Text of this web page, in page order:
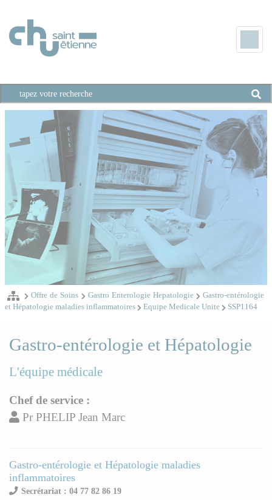
Offre de Soins Gastro Enterologie Hepatologie
Gastro-entérologie
et Hépatologie maladies inflammatoires
Equipe Medicale Unite SSP1164
Gastro-entérologie et Hépatologie
L'équipe médicale
Chef de service :
Pr PHELIP Jean Marc
Gastro-entérologie et Hépatologie maladies
inflammatoires
Secrétariat : 04 77 82 86 19